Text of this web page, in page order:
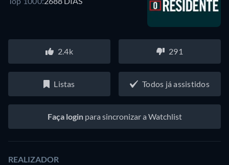
2.4k 291
Listas Todos já assistidos
Faça loginpara sincronizar a Watchlist
REALIZADOR